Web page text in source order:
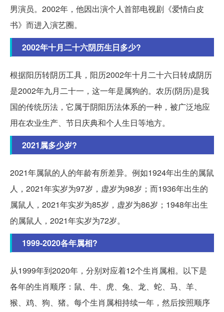
男演员。2002年，他因出演个人首部电视剧《爱情白皮
书》而进入演艺圈。
2002年十月二十六阴历生日多少?
根据阳历转阴历工具，阳历2002年十月二十六日转成阴历
是2002年九月二十一，这一年是属狗的。农历(阴历)是我
国的传统历法，它属于阴阳历法体系的一种，被广泛地应
用在农业生产、节日庆典和个人生日等地方。
2021属多少岁?
2021年属鼠的人的年龄有所差异。例如1924年出生的属鼠
人，2021年实岁为97岁，虚岁为98岁；而1936年出生的
属鼠人，2021年实岁为85岁，虚岁为86岁；1948年出生
的属鼠人，2021年实岁为72岁。
1999-2020各年属相?
从1999年到2020年，分别对应着12个生肖属相。以下是
各年的生肖顺序：鼠、牛、虎、兔、龙、蛇、马、羊、
猴、鸡、狗、猪。每个生肖属相持续一年，然后按照顺序